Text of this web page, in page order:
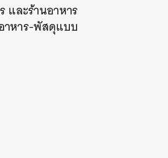
และร้านอาหาร
าหาร-พัสดุแบบ